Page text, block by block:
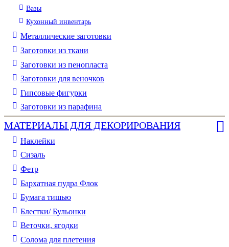
Вазы
Кухонный инвентарь
Металлические заготовки
Заготовки из ткани
Заготовки из пенопласта
Заготовки для веночков
Гипсовые фигурки
Заготовки из парафина
МАТЕРИАЛЫ ДЛЯ ДЕКОРИРОВАНИЯ
Наклейки
Сизаль
Фетр
Бархатная пудра Флок
Бумага тишью
Блестки/ Бульонки
Веточки, ягодки
Солома для плетения